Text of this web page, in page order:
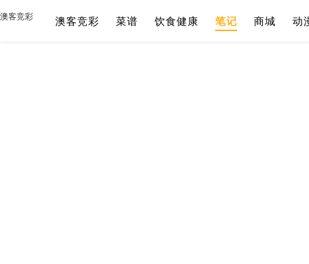
澳客竞彩 澳客竞彩 菜谱 饮食健康 笔记 商城 动